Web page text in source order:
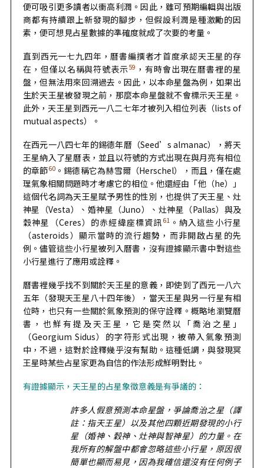
便可吸引更多讀者以衝高利潤。因此，雖可預期編輯與出版
商都有持續跟上新發現的腳步，但假設利潤是種激勵的因
素，便可想見占星數據的準確度就成了次要的考量。
直到西元一七九四年，曆書編撰者才首度承認天王星的存
在，但僅以名稱與符號表示59 ，有時會出現在曆書裡的星
盤，但無法用來回溯過去。因此，以本命星盤為例，如果出
生於天王星被發現之前，那麼本命星盤就不會標示天王星。
此外，天王星到西元一八二七年才被列入相位列表（lists of
mutual aspects）。
在西元一八四七年的錫德年曆（Seed’s almanac），將天
王星納入了星曆表，並且以符號的方式出現在與月亮有相位
的章節60。錫德稱它為赫雪爾（Herschel），而且，僅在處
理氣象相關問題時才考慮它的相位。他還經由「他（he）」
這個代名詞為天王星賦予男性的性別，也提供了天王星、灶
神星（Vesta）、婚神星（Juno）、灶神星（Pallas）與及
穀神星（Ceres）的赤經緯座標資訊 61。納入這些小行星
（asteroids）顯示當時的流行趨勢，而非開啟占星的先
例。儘管這些小行星被列入曆書，沒有證據顯示書中對這些
小行星進行了應用或詮釋。
曆書裡幾乎找不到關於天王星的意義，即使到了西元一八六
五年（發現天王星八十四年後），當天王星與另一行星有相
位時，也只有一些關於氣象預測的保守詮釋。概略地瀏覽曆
書，也鮮有提及天王星，它是突然以「喬治之星」
（Georgium Sidus）的字符形式出現，被帶入氣象預測
中，不過，這對於詮釋幾乎沒有幫助。這種低調，與發現冥
王星時某些占星家更為自信的作法形成鮮明對比。
有證據顯示，天王星的占星象徵意義是有爭議的：
許多人假意預測本命星盤，爭論喬治之星（譯
註：指天王星）以及其他四顆近期發現的小行
星（婚神、穀神、灶神與智神星）的力量。在
我所有的解盤中都會忽略這些小行星，原因很
簡單也顯而易見，因為我確信還沒有任何例子